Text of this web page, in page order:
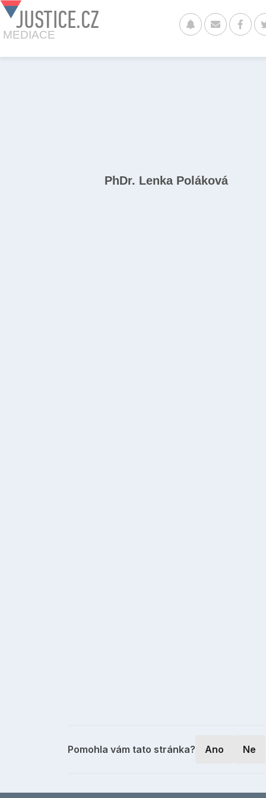
JUSTICE.CZ
MEDIACE
PhDr. Lenka Poláková
Pomohla vám tato stránka? Ano Ne